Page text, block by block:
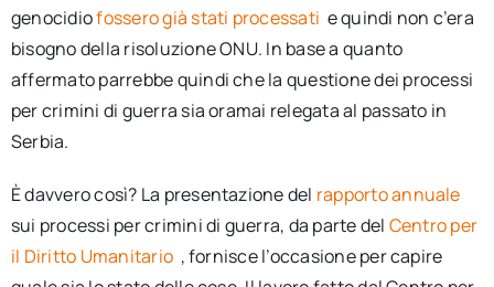
genocidiofossero già stati processati e quindi non c’era
bisogno della risoluzione ONU. In base a quanto
affermato parrebbe quindi che la questione dei processi
per crimini di guerra sia oramai relegata al passato in
Serbia.
È davvero così? La presentazione del rapporto annuale
sui processi per crimini di guerra, da parte del Centro per
il Diritto Umanitario , fornisce l’occasione per capire